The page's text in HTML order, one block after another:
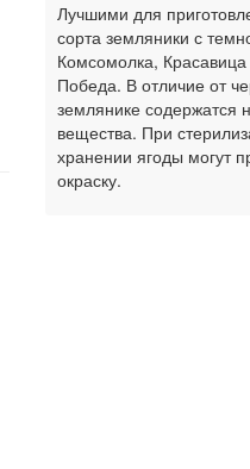
Лучшими для
сорта земляники с
Комсомолка,
Победа. В отличие от
землянике содержатся
вещества. При
хранении ягоды могут
окраску.